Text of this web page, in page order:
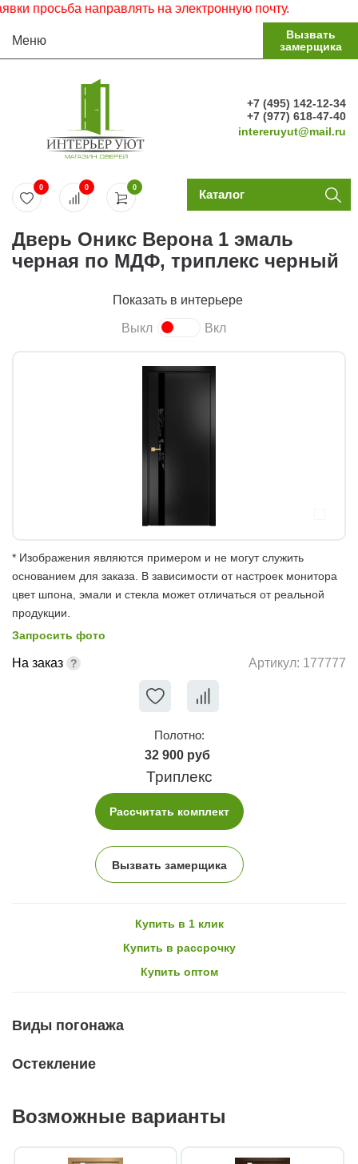
направлять на электронную почту.
Меню
Вызвать
замерщика
+7 (495) 142-12-34
+7 (977) 618-47-40
intereruyut@mail.ru
0
0 0 Каталог
Дверь Оникс Верона 1 эмаль
черная по МДФ, триплекс черный
Показать в интерьере
Выкл Вкл
* Изображения являются примером и не могут служить
основанием для заказа. В зависимости от настроек монитора
цвет шпона, эмали и стекла может отличаться от реальной
продукции.
Запросить фото
На заказ Артикул: 177777
Полотно:
32 900 руб
Триплекс
Рассчитать комплект
Вызвать замерщика
Купить в 1 клик
Купить в рассрочку
Купить оптом
Виды погонажа
Остекление
Возможные варианты